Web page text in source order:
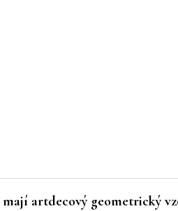
artdecový geometrický